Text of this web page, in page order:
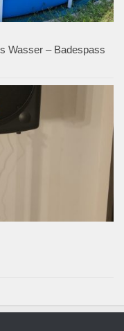
Wasser – Badespass